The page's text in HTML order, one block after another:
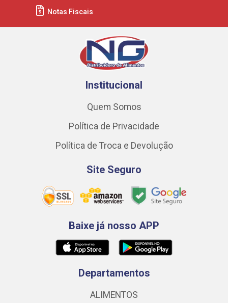
Notas Fiscais
Institucional
Quem Somos
Política de Privacidade
Política de Troca e Devolução
Site Seguro
Baixe já nosso APP
Departamentos
ALIMENTOS